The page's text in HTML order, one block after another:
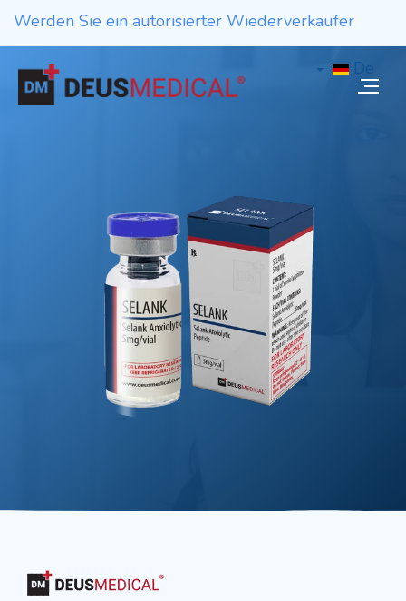
Werden Sie ein autorisierter Wiederverkäufer
De